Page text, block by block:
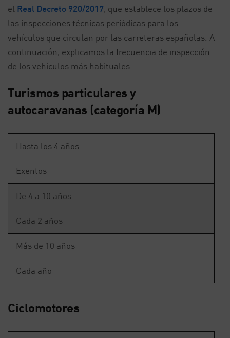
el Real Decreto 920/2017, que establece los plazos de
las inspecciones técnicas periódicas para los
vehículos que circulan por las carreteras españolas. A
continuación, explicamos la frecuencia de inspección
de los vehículos más habituales.
Turismos particulares y
autocaravanas (categoría M)
Hasta los 4 años
Exentos
De 4 a 10 años
Cada 2 años
Más de 10 años
Cada año
Ciclomotores